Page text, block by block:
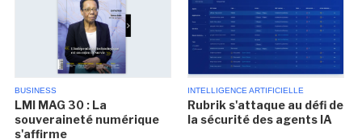
BUSINESS
LMI MAG 30 : La
souveraineté numérique
s'affirme
INTELLIGENCE ARTIFICIELLE
Rubrik s'attaque au défi de
la sécurité des agents IA